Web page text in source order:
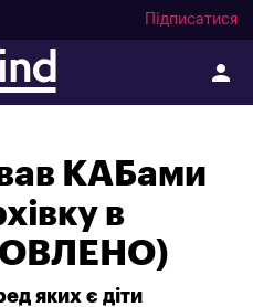
Підписатися
КАБами
в
яких є діти